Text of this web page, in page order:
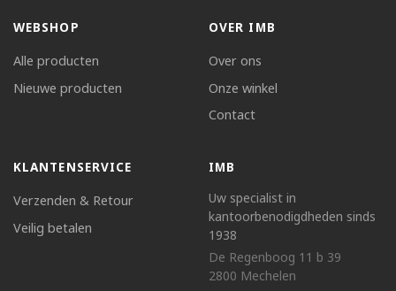
WEBSHOP
Alle producten
Nieuwe producten
OVER IMB
Over ons
Onze winkel
Contact
KLANTENSERVICE
Verzenden & Retour
Veilig betalen
IMB
Uw specialist in
kantoorbenodigdheden sinds
1938
De Regenboog 11 b 39
2800 Mechelen